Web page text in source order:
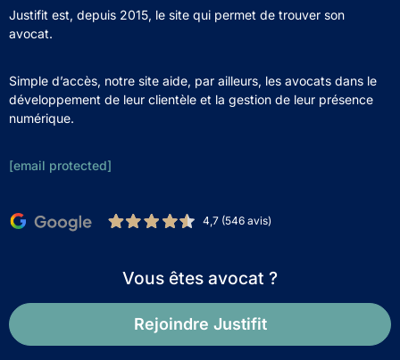
Justifit est, depuis 2015, le site qui permet de trouver son
avocat.
Simple d’accès, notre site aide, par ailleurs, les avocats dans le
développement de leur clientèle et la gestion de leur présence
numérique.
[email protected]
4,7 (546 avis)
Vous êtes avocat ?
Rejoindre Justifit